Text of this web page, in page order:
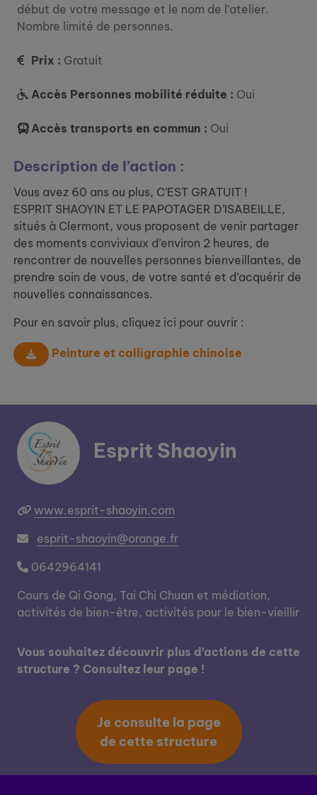
début de votre message et le nom de l’atelier.
Nombre limité de personnes.
Prix : Gratuit
Accès Personnes mobilité réduite : Oui
Accès transports en commun : Oui
Description de l’action :
Vous avez 60 ans ou plus, C’EST GRATUIT !
ESPRIT SHAOYIN ET LE PAPOTAGER D’ISABEILLE,
situés à Clermont, vous proposent de venir partager
des moments conviviaux d’environ 2 heures, de
rencontrer de nouvelles personnes bienveillantes, de
prendre soin de vous, de votre santé et d’acquérir de
nouvelles connaissances.
Pour en savoir plus, cliquez ici pour ouvrir :
Peinture et calligraphie chinoise
Esprit Shaoyin
www.esprit-shaoyin.com
esprit-shaoyin@orange.fr
0642964141
Cours de Qi Gong, Tai Chi Chuan et médiation,
activités de bien-être, activités pour le bien-vieillir
Vous souhaitez découvrir plus d’actions de cette
structure ? Consultez leur page !
Je consulte la page
de cette structure